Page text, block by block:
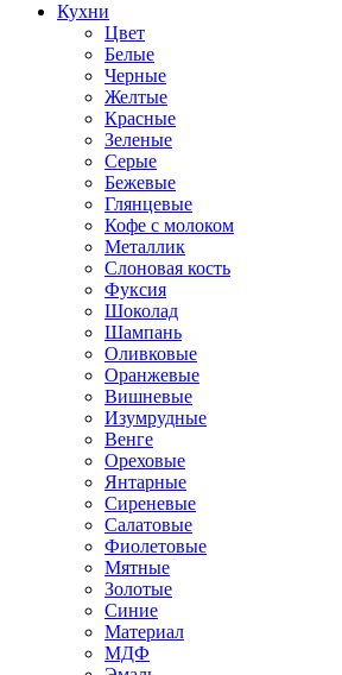
Кухни
Цвет
Белые
Черные
Желтые
Красные
Зеленые
Серые
Бежевые
Глянцевые
Кофе с молоком
Металлик
Слоновая кость
Фуксия
Шоколад
Шампань
Оливковые
Оранжевые
Вишневые
Изумрудные
Венге
Ореховые
Янтарные
Сиреневые
Салатовые
Фиолетовые
Мятные
Золотые
Синие
Материал
МДФ